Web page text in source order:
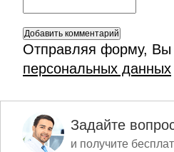
Отправляя форму, Вы
персональных данных
Задайте
и получите